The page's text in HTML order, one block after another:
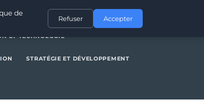
ET FINANCESINNOVATION ET TECHNOLOGIE
ET TECHNOLOGIE
STRATÉGIE ET DÉVELOPPEMENT
de
Refuser Accepter